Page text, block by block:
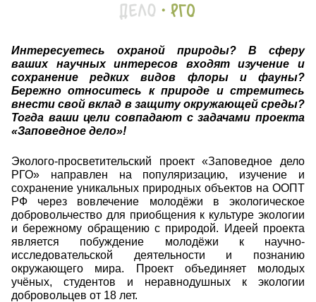
Интересуетесь охраной природы? В сферу
ваших научных интересов входят изучение и
сохранение редких видов флоры и фауны?
Бережно относитесь к природе и стремитесь
внести свой вклад в защиту окружающей среды?
Тогда ваши цели совпадают с задачами проекта
«Заповедное дело»!
Эколого-просветительский проект «Заповедное дело
РГО» направлен на популяризацию, изучение и
сохранение уникальных природных объектов на ООПТ
РФ через вовлечение молодёжи в экологическое
добровольчество для приобщения к культуре экологии
и бережному обращению с природой. Идеей проекта
является побуждение молодёжи к научно-
исследовательской деятельности и познанию
окружающего мира. Проект объединяет молодых
учёных, студентов и неравнодушных к экологии
добровольцев от 18 лет.